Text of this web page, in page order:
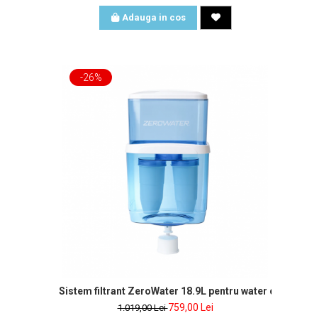
Adauga in cos
-26%
Sistem filtrant ZeroWater 18.9L
1.019,00 Lei759,00 Lei